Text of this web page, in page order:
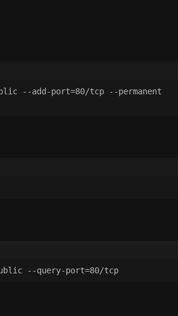
--add-port=80/tcp --permanent    （
--query-port=80/tcp